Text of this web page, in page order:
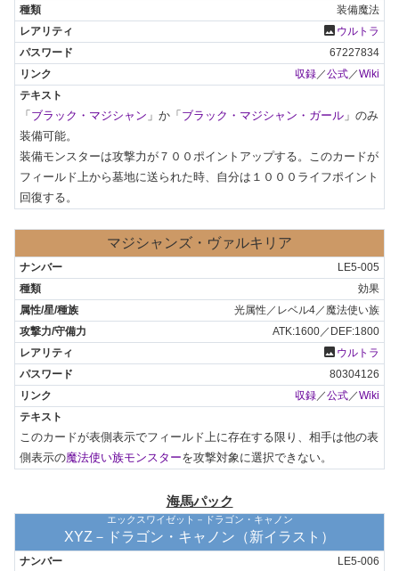
装備魔法
photo ウルトラ
67227834
収録／公式／Wiki
「 ブラック・マジシャン 」か「 ブラック・マジシャン・ガール 」のみ
装備可能。
装備モンスターは攻撃力が７００ポイントアップする。このカードが
フィールド上から墓地に送られた時、自分は１０００ライフポイント
回復する。
マジシャンズ・ヴァルキリア
LE5-005
効果
光属性／レベル4／魔法使い族
ATK:1600／DEF:1800
photo ウルトラ
80304126
収録／公式／Wiki
このカードが表側表示でフィールド上に存在する限り、相手は他の表
側表示の魔法使い族モンスターを攻撃対象に選択できない。
海馬パック
エックスワイゼット－ドラゴン・キャノン
XYZ－ドラゴン・キャノン（新イラスト）
LE5-006